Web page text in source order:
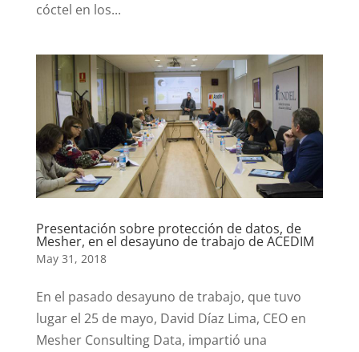
cóctel en los...
Presentación sobre protección de datos, de
Mesher, en el desayuno de trabajo de ACEDIM
May 31, 2018
En el pasado desayuno de trabajo, que tuvo
lugar el 25 de mayo, David Díaz Lima, CEO en
Mesher Consulting Data, impartió una